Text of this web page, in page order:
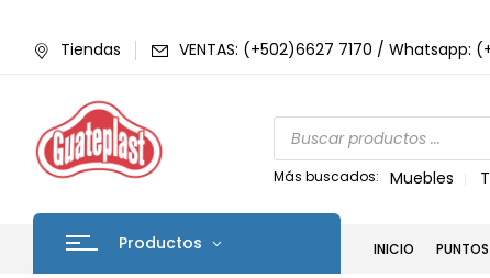
Tiendas VENTAS: (+502)6627 7170 / Whatsapp:
Más buscados: Muebles
Productos INICIO